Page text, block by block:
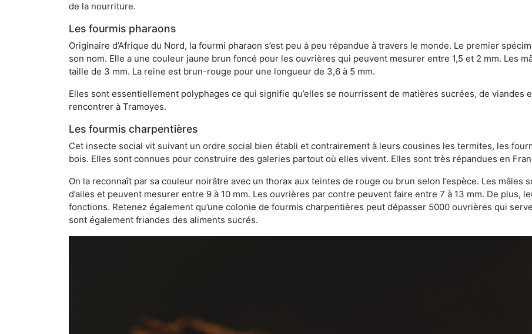
de la nourriture.
Les fourmis pharaons
Originaire d’Afrique du Nord, la fourmi pharaon s’est peu à peu répandue à travers le monde. Le premier
son nom. Elle a une couleur jaune brun foncé pour les ouvrières qui peuvent mesurer entre 1,5 et 2 mm. Les
taille de 3 mm. La reine est brun-rouge pour une longueur de 3,6 à 5 mm.
Elles sont essentiellement polyphages ce qui signifie qu’elles se nourrissent de matières sucrées, de viandes
rencontrer à Tramoyes.
Les fourmis charpentières
Cet insecte social vit suivant un ordre social bien établi et contrairement à leurs cousines les termites, les
bois. Elles sont connues pour construire des galeries partout où elles vivent. Elles sont très répandues en
On la reconnaît par sa couleur noirâtre avec un thorax aux teintes de rouge ou brun selon l’espèce. Les
d’ailes et peuvent mesurer entre 9 à 10 mm. Les ouvrières par contre peuvent faire entre 7 à 13 mm. De plus,
fonctions. Retenez également qu’une colonie de fourmis charpentières peut dépasser 5000 ouvrières qui
sont également friandes des aliments sucrés.